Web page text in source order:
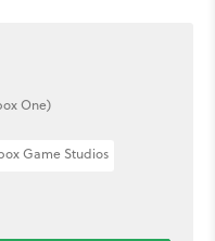
One)
Game Studios